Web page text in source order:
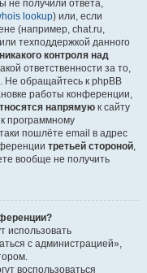
не получили ответа,
lookup) или, если
(например, chat.ru,
техподдержкой данного
контроля над
ответственности за то,
Не обращайтесь к phpBB
работы конференции,
напрямую к сайту
программному
пошлёте email в адрес
третьей стороной,
вообще не получить
использовать
с администрацией»,
воспользоваться